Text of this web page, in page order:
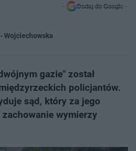
Dodaj do Google
Wojciechowska
gazie" został
policjantów.
sąd, który za jego
wymierzy